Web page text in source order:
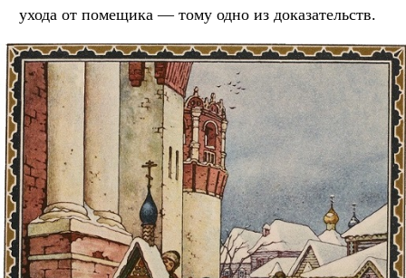
ухода от помещика — тому одно из доказательств.